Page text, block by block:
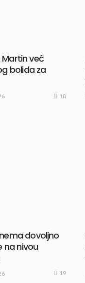
već
bolida za
18
dovoljno
na nivou
19